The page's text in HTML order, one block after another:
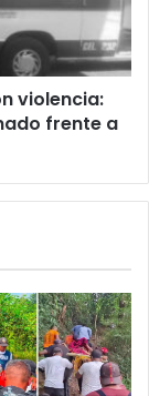
violencia:
frente a